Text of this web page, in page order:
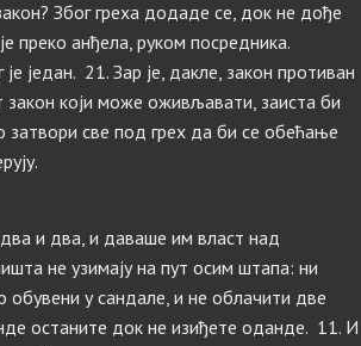
Због греха додаде се, док не дође
преко анђела, руком посредника.
један. 21. Зар је, дакле, закон противан
који може оживљавати, заиста би
све под грех да би се обећање
и два, и даваше им власт над
не узимају на пут осим штапа: ни
обувени у сандале, и не облачити две
останите док не изиђете оданде. 11. И